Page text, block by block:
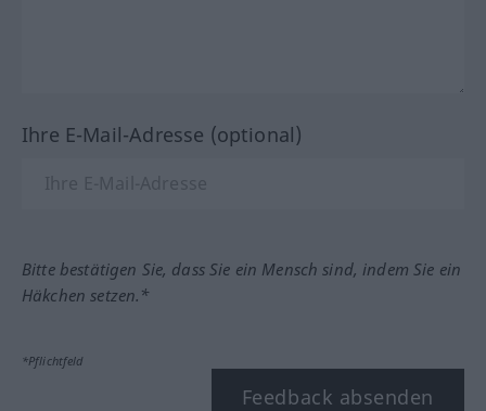
Ihre E-Mail-Adresse (optional)
Bitte bestätigen Sie, dass Sie ein Mensch sind, indem Sie ein
Häkchen setzen.*
*Pflichtfeld
Feedback absenden